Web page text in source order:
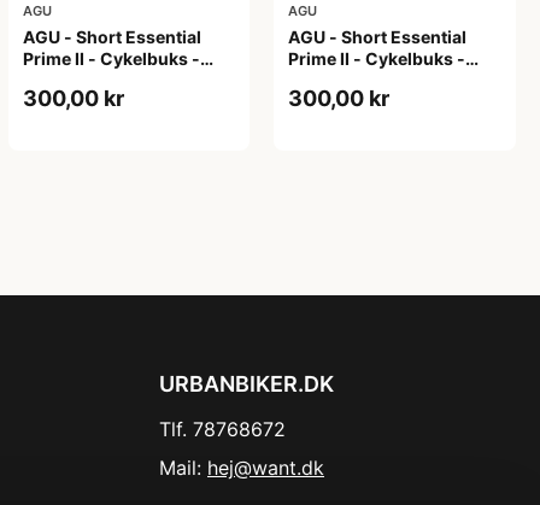
AGU
AGU - Short Essential
Prime II - Cykelbuks -
300,00 kr
AGU
AGU - Short Essential
Prime II - Cykelbuks -
300,00 kr
URBANBIKER.DK
Tlf. 78768672
Mail: hej@want.dk